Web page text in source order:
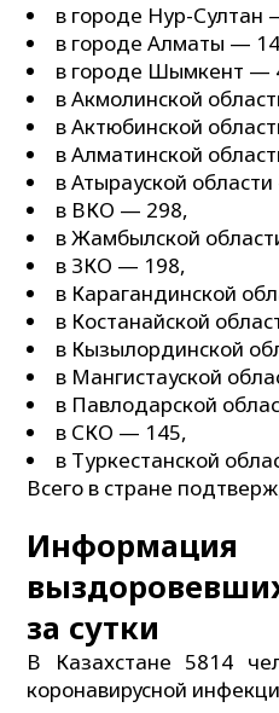
в городе Нур-Султан
в городе Алматы —
в городе Шымкент —
в Акмолинской
в Актюбинской
в Алматинской
в Атырауской
в ВКО — 298,
в Жамбылской
в ЗКО — 198,
в Карагандинской
в Костанайской
в Кызылординской
в Мангистауской
в Павлодарской
в СКО — 145,
в Туркестанской
Всего в стране
за сутки
В Казахстане 5814
коронавирусной